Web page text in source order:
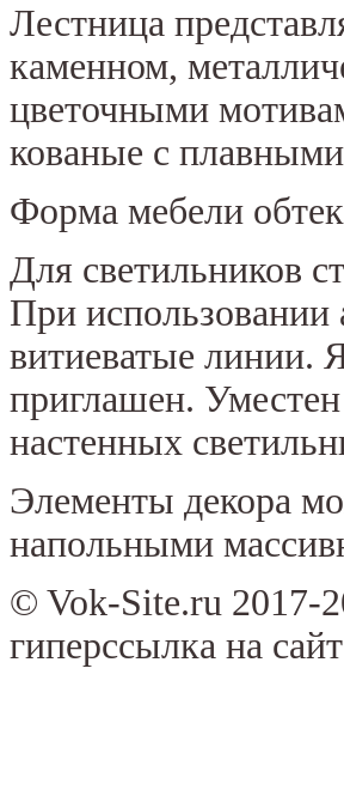
Лестница
каменном,
цветочными
кованые с
Форма мебели
Для светильников
При использовании
витиеватые линии.
приглашен.
настенных
Элементы декора
напольными
© Vok-Site.ru 2017-
гиперссылка на